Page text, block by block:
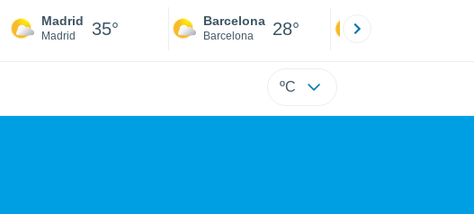
Madrid
Madrid 35° Barcelona
Barcelona 28°
ºC